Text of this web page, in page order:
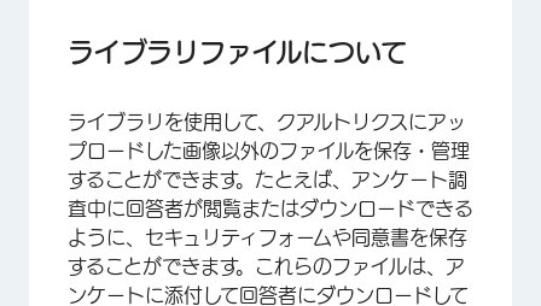
ファイルの追加
ファイルの種類
ライブラリファイルの使用
FAQs
ライブラリファイルについて
ライブラリを使用して、クアルトリクスにアッ
プロードした画像以外のファイルを保存・管理
することができます。たとえば、アンケート調
査中に回答者が閲覧またはダウンロードできる
ように、セキュリティフォームや同意書を保存
することができます。これらのファイルは、ア
ンケートに添付して回答者にダウンロードして